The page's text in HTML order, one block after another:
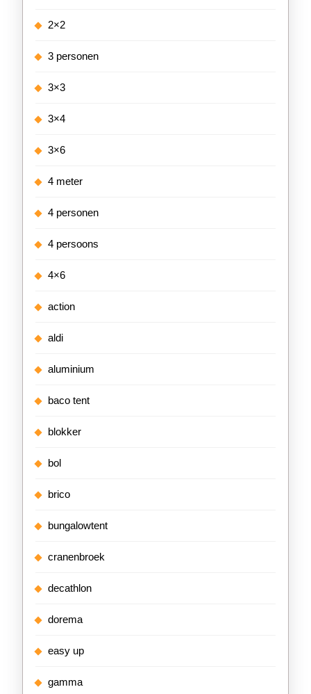
2×2
3 personen
3×3
3×4
3×6
4 meter
4 personen
4 persoons
4×6
action
aldi
aluminium
baco tent
blokker
bol
brico
bungalowtent
cranenbroek
decathlon
dorema
easy up
gamma